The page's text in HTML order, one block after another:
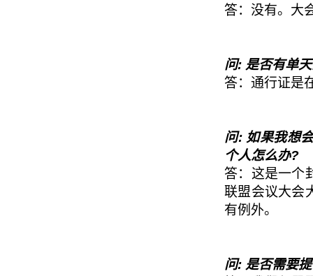
答：没有。大
问: 是否有单
答：通行证是
问: 如果我想
个人怎么办?
答：这是一个
联盟会议大会
有例外。
问: 是否需要